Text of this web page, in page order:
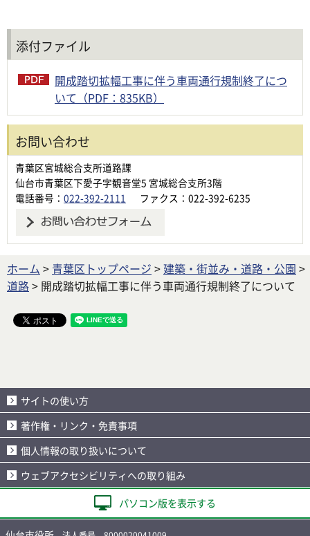
添付ファイル
開成踏切拡幅工事に伴う車両通行規制終了につ
いて（PDF：835KB）
お問い合わせ
青葉区宮城総合支所道路課
仙台市青葉区下愛子字観音堂5 宮城総合支所3階
電話番号： 022-392-2111 ファクス：022-392-6235
ホーム > 青葉区トップページ >建築・街並み・道路・公園 >
道路> 開成踏切拡幅工事に伴う車両通行規制終了について
サイトの使い方
著作権・リンク・免責事項
個人情報の取り扱いについて
ウェブアクセシビリティへの取り組み
パソコン版を表示する